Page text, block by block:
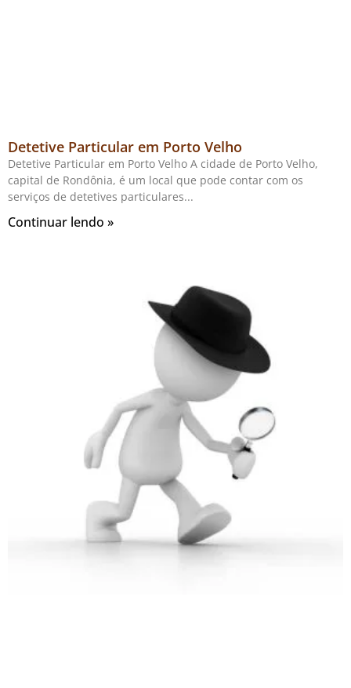
Detetive Particular em Porto Velho
Detetive Particular em Porto Velho A cidade de Porto Velho,
capital de Rondônia, é um local que pode contar com os
serviços de detetives particulares
Continuar lendo »